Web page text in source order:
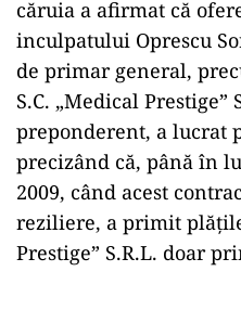
căruia a afirmat că
inculpatului Oprescu
de primar general,
S.C. „Medical Prestige”
preponderent, a lucrat
precizând că, până în
2009, când acest
reziliere, a primit
Prestige” S.R.L. doar